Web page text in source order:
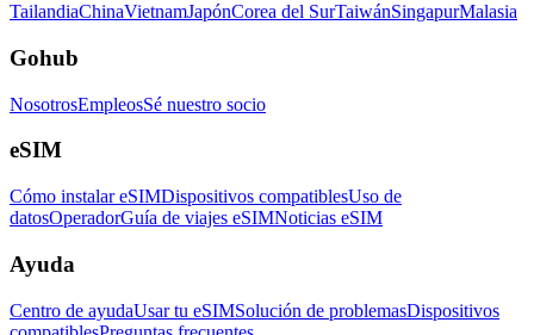
TailandiaChinaVietnamJapónCorea del SurTaiwánSingapurMalasia
Gohub
NosotrosEmpleosSé nuestro socio
eSIM
Cómo instalar eSIMDispositivos compatiblesUso de
datosOperadorGuía de viajes eSIMNoticias eSIM
Ayuda
Centro de ayudaUsar tu eSIMSolución de problemasDispositivos